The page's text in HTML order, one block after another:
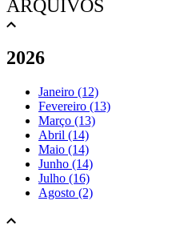
ARQUIVOS
2026
Janeiro (12)
Fevereiro (13)
Março (13)
Abril (14)
Maio (14)
Junho (14)
Julho (16)
Agosto (2)